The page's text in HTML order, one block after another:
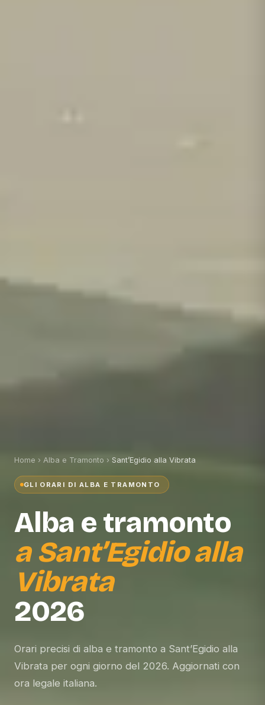
Home › Alba e Tramonto › Sant’Egidio alla Vibrata
GLI ORARI DI ALBA E TRAMONTO
Alba e tramonto
a Sant’Egidio alla
Vibrata
2026
Orari precisi di alba e tramonto a Sant’Egidio alla
Vibrata per ogni giorno del 2026. Aggiornati con
ora legale italiana.